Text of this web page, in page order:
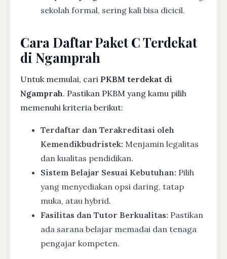
sekolah formal, sering kali bisa dicicil.
Cara Daftar Paket C Terdekat
di Ngamprah
Untuk memulai, cari PKBM terdekat di
Ngamprah. Pastikan PKBM yang kamu pilih
memenuhi kriteria berikut:
Terdaftar dan Terakreditasi oleh
Kemendikbudristek: Menjamin legalitas
dan kualitas pendidikan.
Sistem Belajar Sesuai Kebutuhan: Pilih
yang menyediakan opsi daring, tatap
muka, atau hybrid.
Fasilitas dan Tutor Berkualitas: Pastikan
ada sarana belajar memadai dan tenaga
pengajar kompeten.